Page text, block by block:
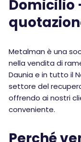
Domicilio
Metalman è una
nella vendita di
Daunia e in tutto il
settore del
offrendo ai nostri
conveniente.